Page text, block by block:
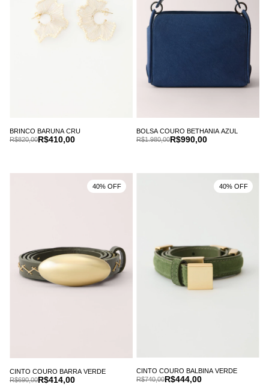
BRINCO BARUNA CRU
R$410,00
R$820,00
BOLSA COURO BETHANIA AZUL
R$990,00
R$1.980,00
CINTO COURO BARRA VERDE
R$414,00
R$690,00
40% OFF
CINTO COURO BALBINA VERDE
R$444,00
R$740,00
40% OFF